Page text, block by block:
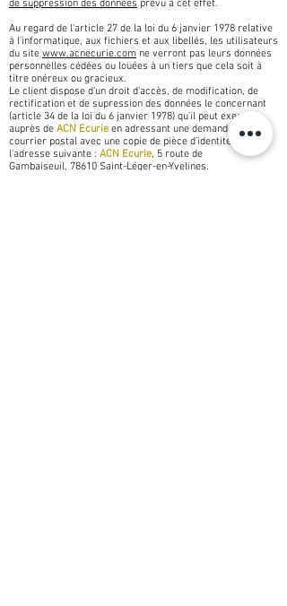
de suppression des données prévu à cet effet.
Au regard de l'article 27 de la loi du 6 janvier 1978 relative
à l'informatique, aux fichiers et aux libellés, les utilisateurs
du site www.acnecurie.com ne verront pas leurs données
personnelles cédées ou louées à un tiers que cela soit à
titre onéreux ou gracieux.
Le client dispose d'un droit d'accès, de modification, de
rectification et de supression des données le concernant
(article 34 de la loi du 6 janvier 1978) qu'il peut exercer
auprès de ACN Ecurie en adressant une demande par
courrier postal avec une copie de pièce d’identité à
l’adresse suivante : ACN Ecurie, 5 route de
Gambaiseuil, 78610 Saint-Léger-en-Yvelines.